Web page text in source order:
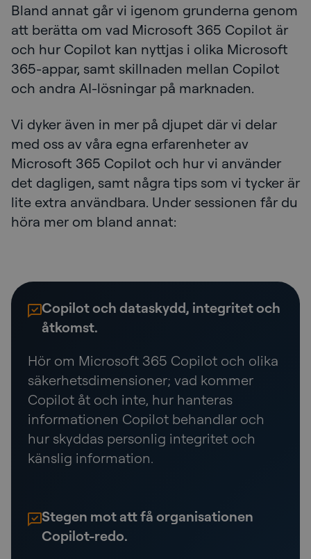
Bland annat går vi igenom grunderna genom
att berätta om vad Microsoft 365 Copilot är
och hur Copilot kan nyttjas i olika Microsoft
365-appar, samt skillnaden mellan Copilot
och andra AI-lösningar på marknaden.
Vi dyker även in mer på djupet där vi delar
med oss av våra egna erfarenheter av
Microsoft 365 Copilot och hur vi använder
det dagligen, samt några tips som vi tycker är
lite extra användbara. Under sessionen får du
höra mer om bland annat:
Copilot och dataskydd, integritet och
åtkomst.
Hör om Microsoft 365 Copilot och olika
säkerhetsdimensioner; vad kommer
Copilot åt och inte, hur hanteras
informationen Copilot behandlar och
hur skyddas personlig integritet och
känslig information.
Stegen mot att få organisationen
Copilot-redo.